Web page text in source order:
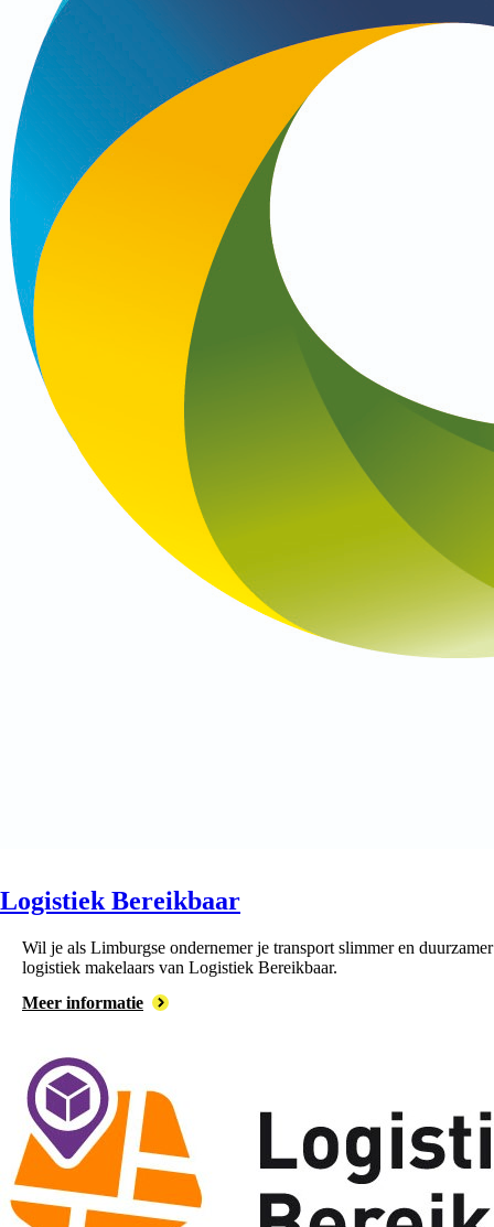
Logistiek Bereikbaar
Wil je als Limburgse ondernemer je transport slimmer en
logistiek makelaars van Logistiek Bereikbaar.
Meer informatie